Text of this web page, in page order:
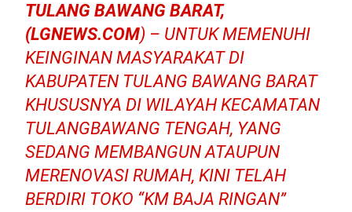
TULANG BAWANG BARAT,
(LGNEWS.COM) – UNTUK MEMENUHI
KEINGINAN MASYARAKAT DI
KABUPATEN TULANG BAWANG BARAT
KHUSUSNYA DI WILAYAH KECAMATAN
TULANGBAWANG TENGAH, YANG
SEDANG MEMBANGUN ATAUPUN
MERENOVASI RUMAH, KINI TELAH
BERDIRI TOKO “KM BAJA RINGAN”